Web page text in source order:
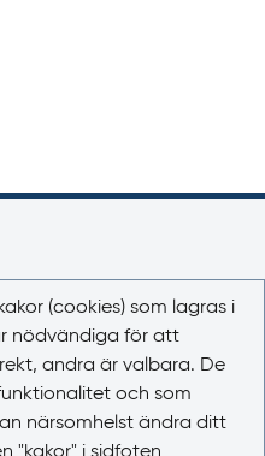
(cookies) som lagras i
nödvändiga för att
andra är valbara. De
och som
närsomhelst ändra ditt